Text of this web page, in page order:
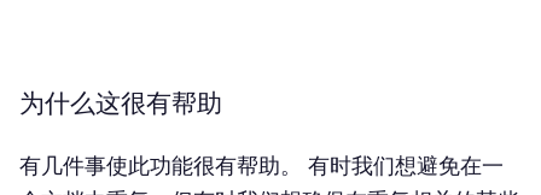
为什么这很有帮助
有几件事使此功能很有帮助。 有时我们想避免在一